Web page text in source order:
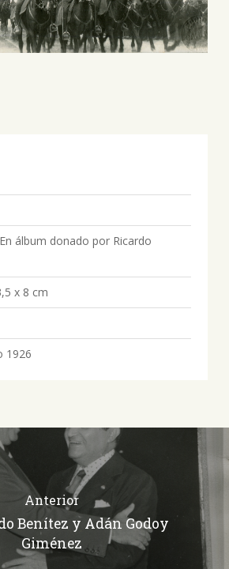
En álbum donado por Ricardo
x 8 cm
1926
Anterior
Benítez y Adán Godoy
Giménez